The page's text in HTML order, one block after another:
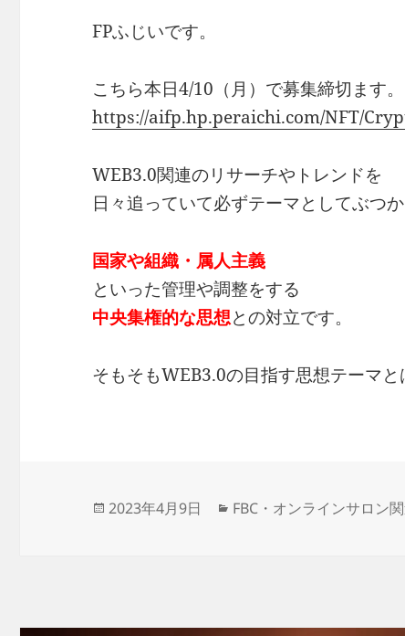
FPふじいです。
こちら本日4/10（月）で募集締切ます。
https://aifp.hp.peraichi.com/NFT/
WEB3.0関連のリサーチやトレンドを
日々追っていて必ずテーマとしてぶつ
国家や組織・属人主義
といった管理や調整をする
中央集権的な思想との対立です。
そもそもWEB3.0の目指す思想テーマ
投
2023年4月9日
カ
FBC・オンラインサロン